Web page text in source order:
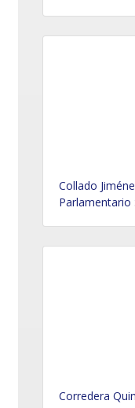
Collado
Parlamentario
Corredera